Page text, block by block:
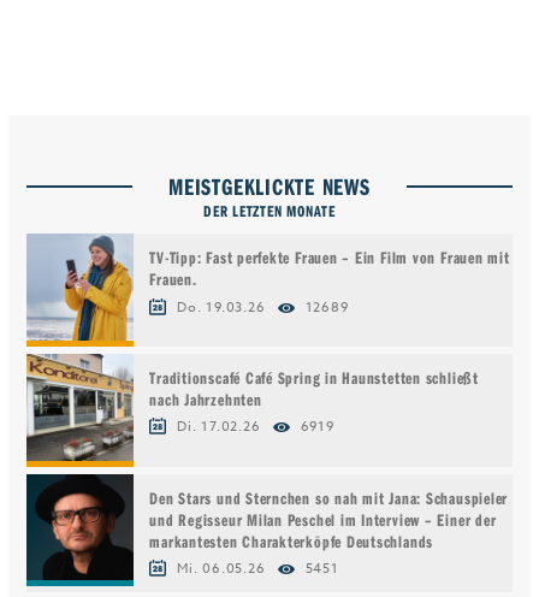
MEISTGEKLICKTE NEWS
DER LETZTEN MONATE
TV-Tipp: Fast perfekte Frauen – Ein Film von Frauen mit
Frauen.
Do. 19.03.26 12689
Traditionscafé Café Spring in Haunstetten schließt
nach Jahrzehnten
Di. 17.02.26 6919
Den Stars und Sternchen so nah mit Jana: Schauspieler
und Regisseur Milan Peschel im Interview – Einer der
markantesten Charakterköpfe Deutschlands
Mi. 06.05.26 5451